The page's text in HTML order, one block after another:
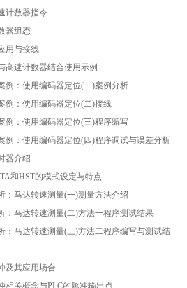
计数器指令
器组态
用与接线
高速计数器结合使用示例
例：使用编码器定位(一)案例分析
例：使用编码器定位(二)接线
例：使用编码器定位(三)程序编写
例：使用编码器定位(四)程序调试与误差分析
器介绍
和HST的模式设定与特点
：马达转速测量(一)测量方法介绍
：马达转速测量(二)方法一程序测试结果
：马达转速测量(三)方法二程序编写与测试结
及其应用场合
相关概念与PLC的脉冲输出点